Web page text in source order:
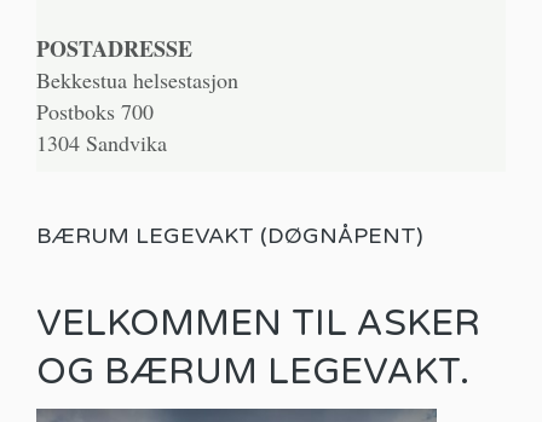
POSTADRESSE
Bekkestua helsestasjon
Postboks 700
1304 Sandvika
BÆRUM LEGEVAKT (DØGNÅPENT)
VELKOMMEN TIL ASKER
OG BÆRUM LEGEVAKT.